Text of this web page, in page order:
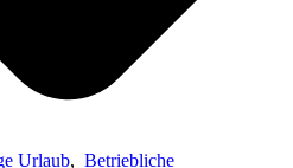
Urlaub, Betriebliche